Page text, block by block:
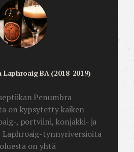
Laphroaig BA (2018-2019)
Penumbra
on kypsytetty kaiken
, portviini, konjakki- ja
Laphroaig-tynnyriversioita
on yhtä